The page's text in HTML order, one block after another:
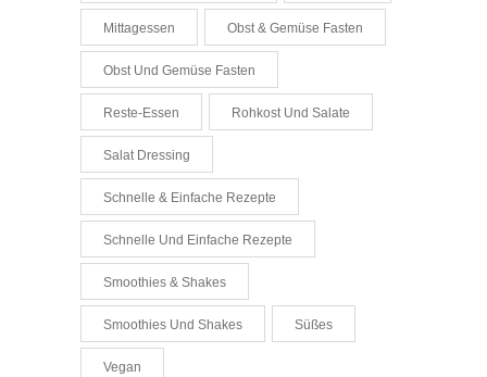
Mittagessen Obst & Gemüse Fasten
Obst Und Gemüse Fasten
Reste-Essen Rohkost Und Salate
Salat Dressing
Schnelle & Einfache Rezepte
Schnelle Und Einfache Rezepte
Smoothies & Shakes
Smoothies Und Shakes Süßes
Vegan